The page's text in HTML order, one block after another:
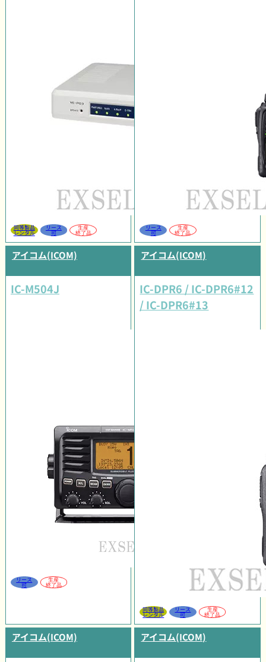
同等製品
レンタル
リース
可
生産
終了品
リース
可
生産
終了品
アイコム(ICOM)
IC-M504J
リース
可
生産
終了品
アイコム(ICOM)
IC-DPR6 / IC-DPR6#12
/ IC-DPR6#13
同等製品
レンタル
リース
可
生産
終了品
アイコム(ICOM) アイコム(ICOM)